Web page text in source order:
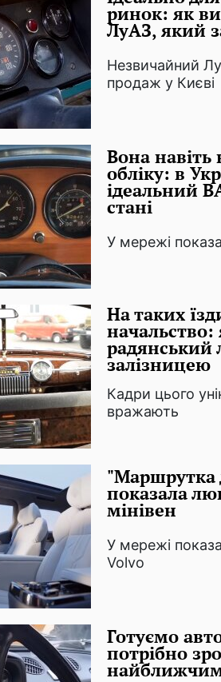
ринок: як
ЛуАЗ, який
Незвичайний
продаж у Києві
Вона навіть
обліку: в
ідеальний
стані
У мережі
На таких
начальство:
радянський
залізницею
Кадри цього
вражають
"Маршрутка
показала
мінівен
У мережі
Volvo
Готуємо
потрібно